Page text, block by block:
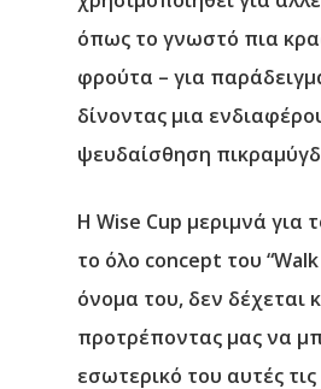
όπως το γνωστό πια
φρούτα – για
δίνοντας μια
ψευδαίσθηση
Η Wise Cup μεριμνά για
το όλο concept του “Walk
όνομα του, δεν δέχεται
προτρέποντας μας να
εσωτερικό του αυτές